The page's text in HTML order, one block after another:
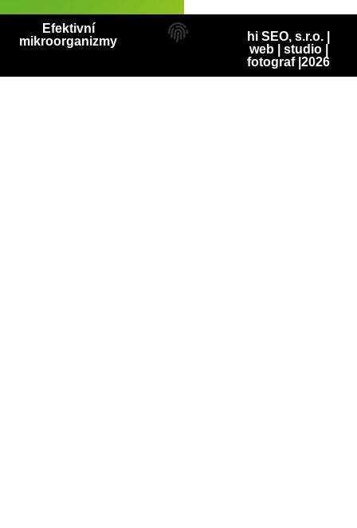
hi SEO, s.r.o. |
web| studio|
fotograf|2026
Efektivní
mikroorganizmy